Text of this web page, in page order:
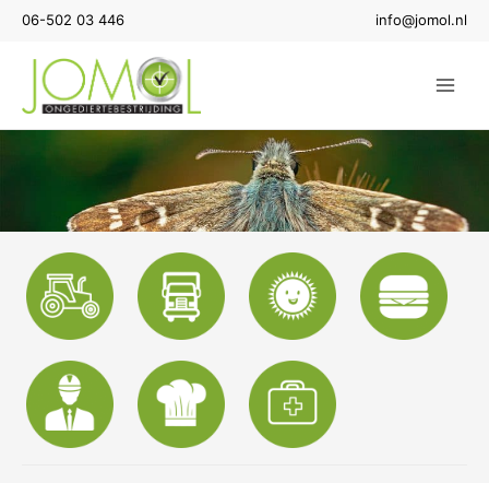
inhoud
06-502 03 446 info@jomol.nl